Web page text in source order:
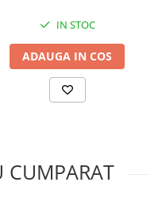
IN STOC
ADAUGA IN COS
CUMPARAT